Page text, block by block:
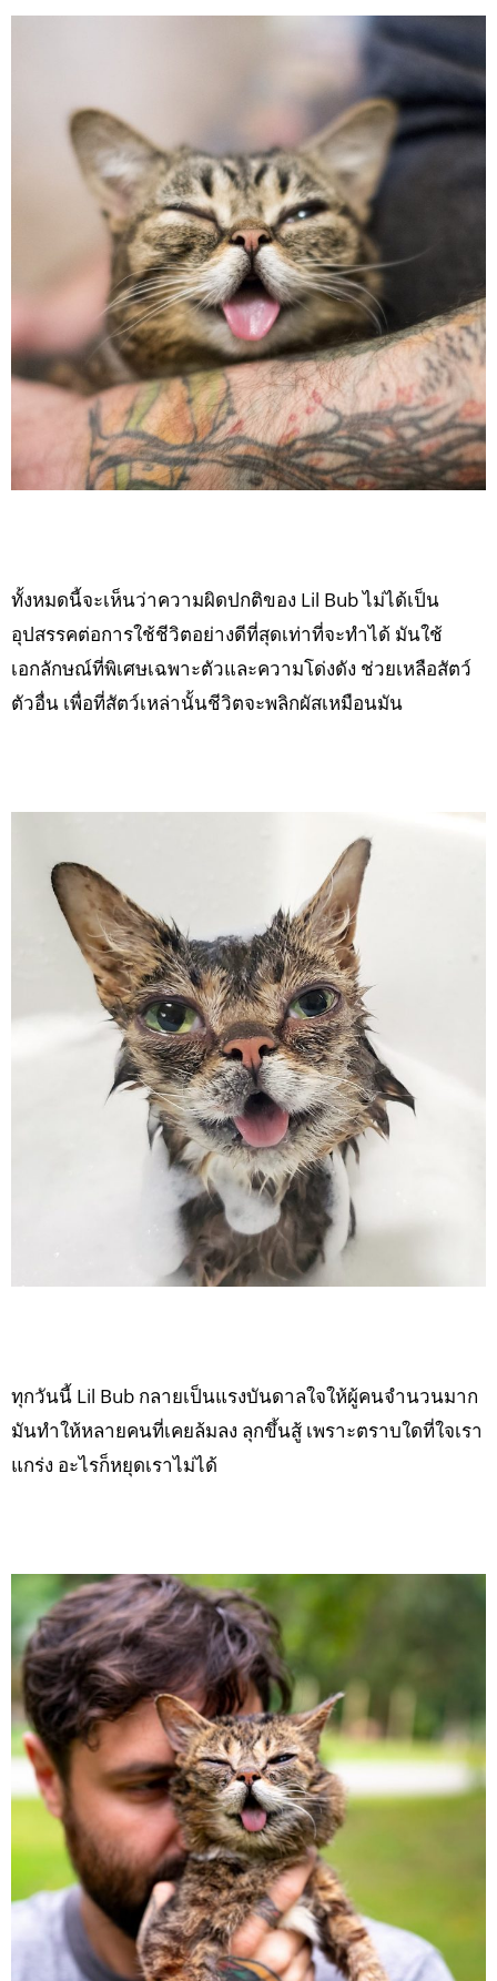
ทั้งหมดนี้จะเห็นว่าความผิดปกติของ Lil Bub ไม่ได้เป็น
อุปสรรคต่อการใช้ชีวิตอย่างดีที่สุดเท่าที่จะทำได้ มันใช้
เอกลักษณ์ที่พิเศษเฉพาะตัวและความโด่งดัง ช่วยเหลือสัตว์
ตัวอื่น เพื่อที่สัตว์เหล่านั้นชีวิตจะพลิกผัสเหมือนมัน
ทุกวันนี้ Lil Bub กลายเป็นแรงบันดาลใจให้ผู้คนจำนวนมาก
มันทำให้หลายคนที่เคยล้มลง ลุกขึ้นสู้ เพราะตราบใดที่ใจเรา
แกร่ง อะไรก็หยุดเราไม่ได้